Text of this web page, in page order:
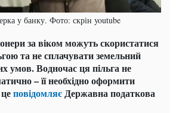
у банку. Фото: скрін youtube
за віком можуть скористатися
та не сплачувати земельний
умов. Водночас ця пільга не
– її необхідно оформити
повідомляє Державна податкова